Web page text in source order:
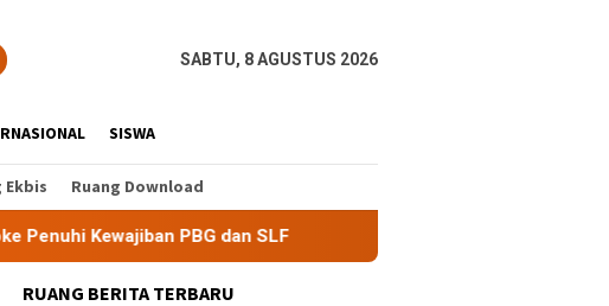
SABTU, 8 AGUSTUS 2026
SISWA
Ekbis Ruang Download
dan SLF BEM Nusantara Priangan Timur Soroti Efektivitas
RUANG BERITA TERBARU